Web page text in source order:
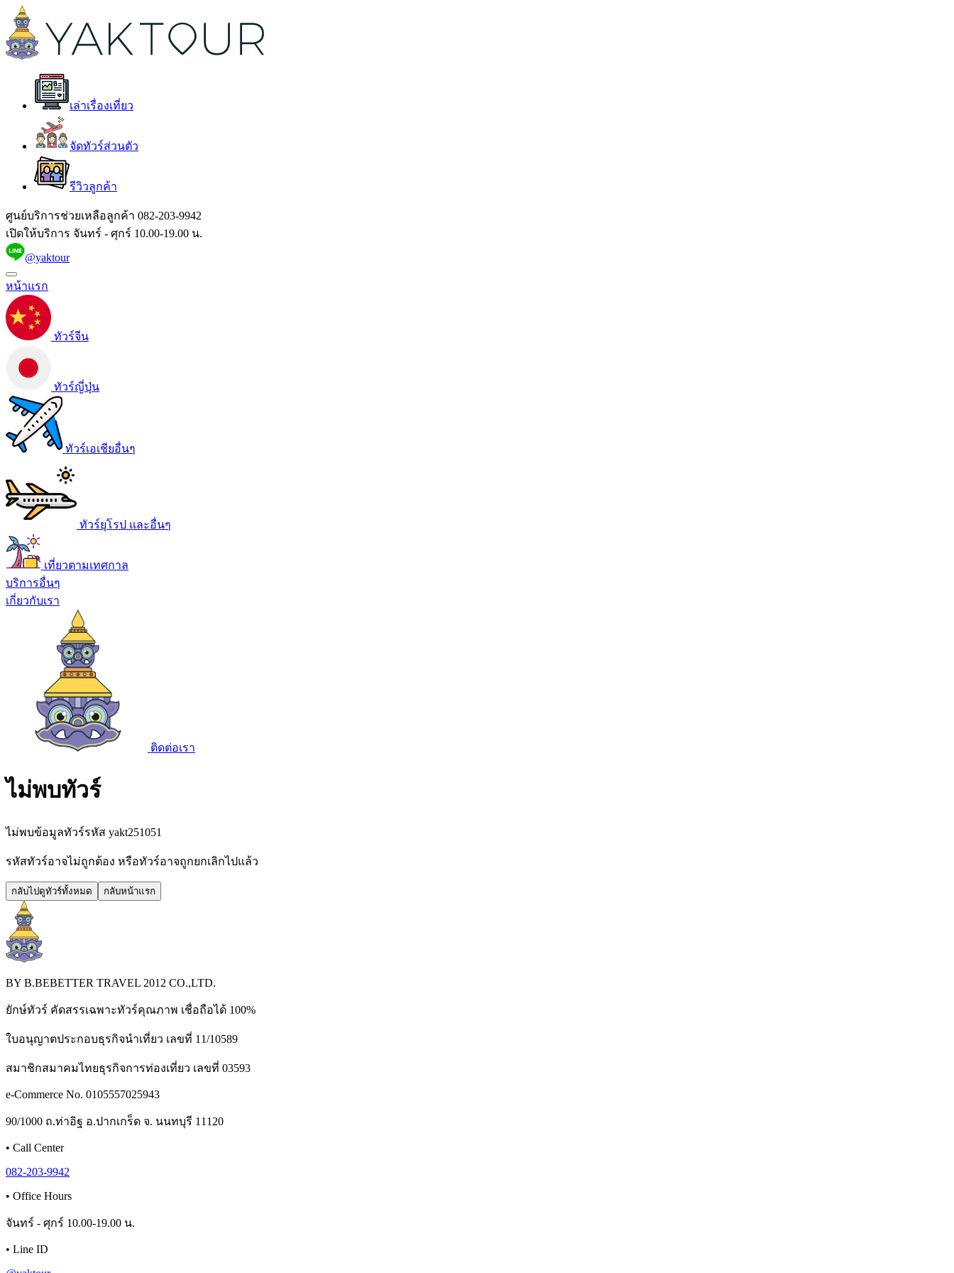
เล่าเรื่องเที่ยว
จัดทัวร์ส่วนตัว
รีวิวลูกค้า
ศูนย์บริการช่วยเหลือลูกค้า 082-203-9942
เปิดให้บริการ จันทร์ - ศุกร์ 10.00-19.00 น.
@yaktour
หน้าแรก
ทัวร์จีน
ทัวร์ญี่ปุ่น
ทัวร์เอเชียอื่นๆ
ทัวร์ยุโรป และอื่นๆ
เที่ยวตามเทศกาล
บริการอื่นๆ
เกี่ยวกับเรา
ติดต่อเรา
ไม่พบทัวร์
ไม่พบข้อมูลทัวร์รหัส yakt251051
รหัสทัวร์อาจไม่ถูกต้อง หรือทัวร์อาจถูกยกเลิกไปแล้ว
กลับไปดูทัวร์ทั้งหมด กลับหน้าแรก
BY B.BEBETTER TRAVEL 2012 CO.,LTD.
ยักษ์ทัวร์ คัดสรรเฉพาะทัวร์คุณภาพ เชื่อถือได้ 100%
ใบอนุญาตประกอบธุรกิจนำเที่ยว เลขที่ 11/10589
สมาชิกสมาคมไทยธุรกิจการท่องเที่ยว เลขที่ 03593
e-Commerce No. 0105557025943
90/1000 ถ.ท่าอิฐ อ.ปากเกร็ด จ. นนทบุรี 11120
• Call Center
082-203-9942
• Office Hours
จันทร์ - ศุกร์ 10.00-19.00 น.
• Line ID